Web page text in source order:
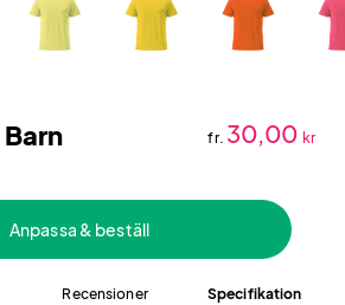
fr. 30,00 kr
Anpassa & beställ
Recensioner Specifikation